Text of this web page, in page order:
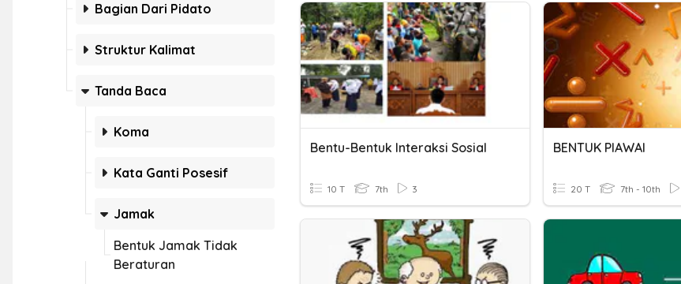
Bagian Dari Pidato
Struktur Kalimat
Tanda Baca
Koma
Kata Ganti Posesif
Jamak
Bentuk Jamak Tidak
Beraturan
Bentu-Bentuk Interaksi Sosial
10 T 7th 3
BENTUK PIAWAI
20 T 7th - 10th